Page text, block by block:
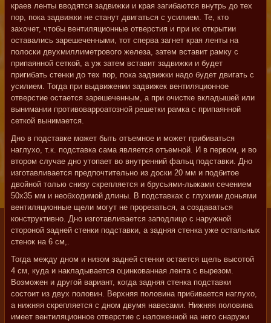
краев ленты вводятся задвижки и края загибаются внутрь до тех
пор, пока задвижки не станут двигаться с усилием. Те, кто
захочет, чтобы вентиляционные отверстия и при их открытии
оставались зарешеченными, тот сперва загнет края ленты на
полоски двухмиллиметрового железа, затем вставит рамку с
припаянной сеткой, а уж затем вставит задвижки и будет
пригибать стенки до тех пор, пока задвижки надо будет двигать с
усилием. Тогда при выдвижении задвижек вентиляционное
отверстие остается зарешеченным, а при очистке вкладышей или
вынимании противоварроатозной решетки рамка с припаянной
сеткой вынимается.
Дно в подставке может быть отъемное и может прибиваться
наглухо, т.к. подставка сама является отъемной. И в первом, и во
втором случае дно утопает во внутренний фальц подставки. Дно
изготавливается предпочтительно из доски 20 мм и подбитое
двойной толью снизу скрепляется и брусьями-лыжами сечением
50x35 мм и необходимой длины. В подставках с глухими доньями
вентиляционные щели могут не прорезаться, а создаваться
конструктивно. Дно изготавливается заподлицо с наружной
стороной задней стенки подставки, а задняя стенка уже остальных
стенок на 6 см,.
Тогда между дном и низом задней стенки остается щель высотой
4 см, куда и накладывается оцинкованная лента с вырезом.
Возможен и другой вариант, когда задняя стенка подставки
состоит из двух половин. Верхняя половина прибивается наглухо,
а нижняя скрепляется с дном двумя навесами. Нижняя половина
имеет вентиляционное отверстие с наложенной на него снаружи